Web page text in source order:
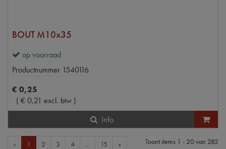
BOUT M10x35
op voorraad
Productnummer 1540116
€ 0,25
( €0,21 excl. btw )
Info
Toont items 1 - 20van 282
« 1 2 3 4 ... 15 »